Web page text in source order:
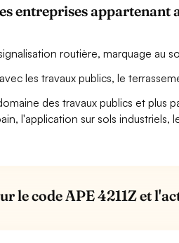
entreprises appartenant
routière, marquage au
les travaux publics, le
des travaux publics et plus
l'application sur sols industriels,
le code APE 4211Z et